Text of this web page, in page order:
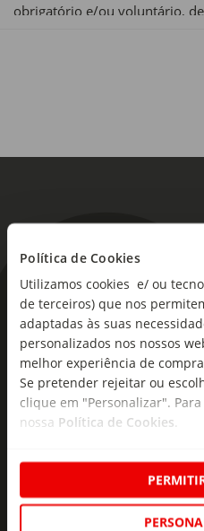
Política de Cookies
Utilizamos cookies e/ ou
de terceiros) que nos
adaptadas às suas
personalizados nos nossos
melhor experiência de
Se pretender rejeitar ou
clique em "Personalizar".
nossa Política de Cookies.
obrigatório e/ou voluntário,
As novidades
seu e-mail!
Subscreva e descubra
ofertas e novidades para si.
Insira o seu e-